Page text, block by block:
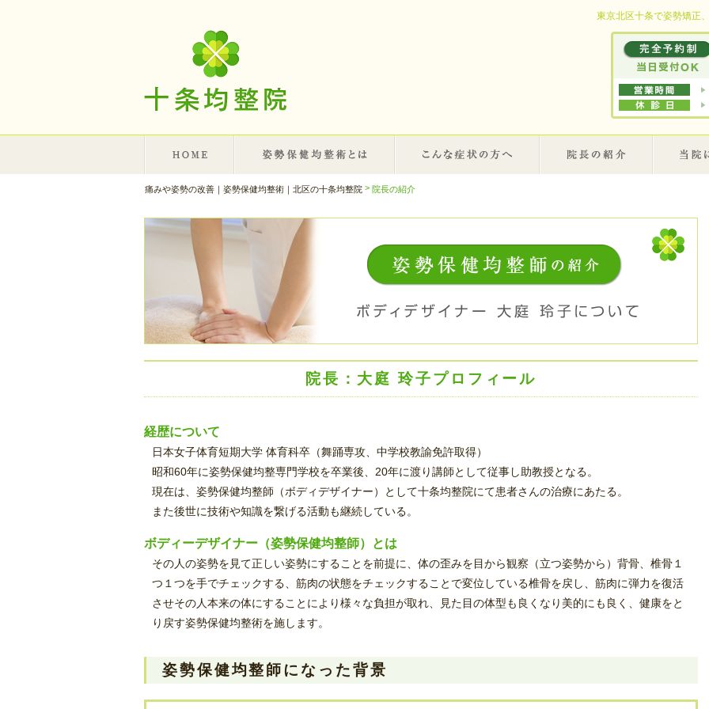
東京北区十条で姿勢矯正
痛みや姿勢の改善｜姿勢保健均整術｜北区の十条均整院> 院長の紹介
院長：大庭 玲子プロフィール
経歴について
日本女子体育短期大学 体育科卒（舞踊専攻、中学校教諭免許取得）
昭和60年に姿勢保健均整専門学校を卒業後、20年に渡り講師として従事し助教授となる。
現在は、姿勢保健均整師（ボディデザイナー）として十条均整院にて患者さんの治療にあたる。
また後世に技術や知識を繋げる活動も継続している。
ボディーデザイナー（姿勢保健均整師）とは
その人の姿勢を見て正しい姿勢にすることを前提に、体の歪みを目から観察（立つ姿勢から）背骨、椎骨１
つ１つを手でチェックする、筋肉の状態をチェックすることで変位している椎骨を戻し、筋肉に弾力を復活
させその人本来の体にすることにより様々な負担が取れ、見た目の体型も良くなり美的にも良く、健康をと
り戻す姿勢保健均整術を施します。
姿勢保健均整師になった背景